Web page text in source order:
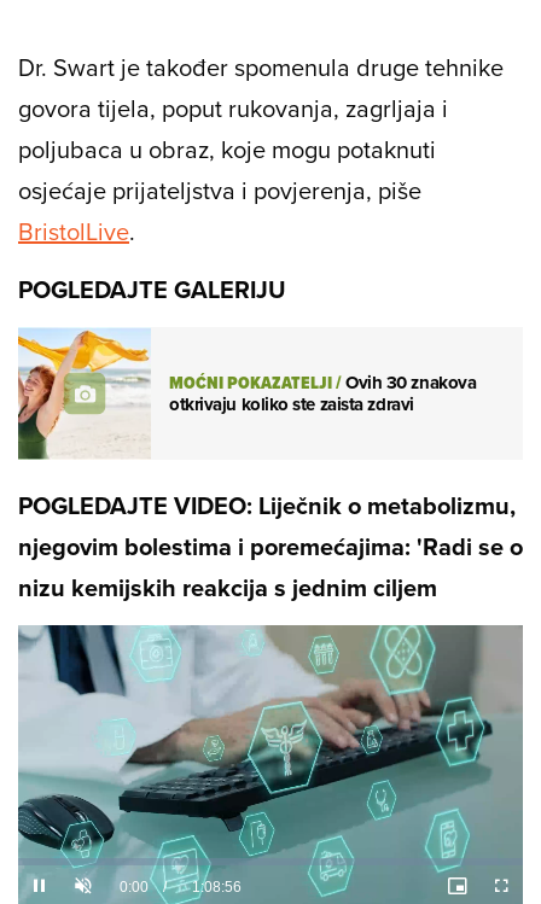
Dr. Swart je također spomenula druge tehnike
govora tijela, poput rukovanja, zagrljaja i
poljubaca u obraz, koje mogu potaknuti
osjećaje prijateljstva i povjerenja, piše
BristolLive.
POGLEDAJTE GALERIJU
MOĆNI POKAZATELJI/Ovih 30 znakova
otkrivaju koliko ste zaista zdravi
POGLEDAJTE VIDEO: Liječnik o metabolizmu,
njegovim bolestima i poremećajima: 'Radi se o
nizu kemijskih reakcija s jednim ciljem
Unmute /
Loaded:
0%